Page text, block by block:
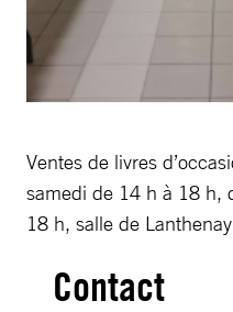
Ventes de livres
samedi de 14 h à 18 h,
18 h, salle de
Contact